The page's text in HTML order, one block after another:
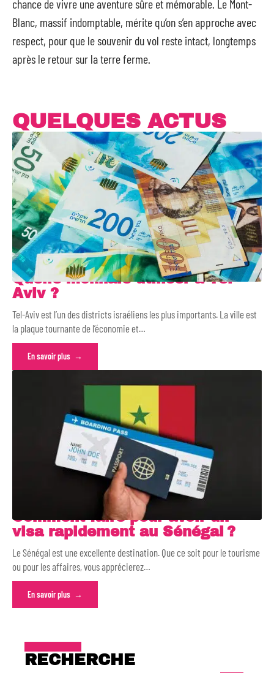
chance de vivre une aventure sûre et mémorable. Le Mont-
Blanc, massif indomptable, mérite qu’on s’en approche avec
respect, pour que le souvenir du vol reste intact, longtemps
après le retour sur la terre ferme.
QUELQUES ACTUS
Quelle monnaie utiliser à Tel-
Aviv ?
Tel-Aviv est l’un des districts israéliens les plus importants. La ville est
la plaque tournante de l’économie et…
En savoir plus
Comment faire pour avoir un
visa rapidement au Sénégal ?
Le Sénégal est une excellente destination. Que ce soit pour le tourisme
ou pour les affaires, vous apprécierez…
En savoir plus
RECHERCHE